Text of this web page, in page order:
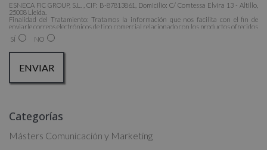
ESNECA FIC GROUP, S.L. , CIF: B-87813861, Domicilio: C/ Comtessa Elvira 13 - Altillo,
25008 Lleida.
Finalidad del Tratamiento: Tratamos la información que nos facilita con el fin de
enviarle correos electrónicos de tipo comercial relacionado con los productos ofrecidos
y otros tipo de productos que fueran de su interés.
Legitimación del tratamiento: Consentimiento del interesado.
la dirección admin@grupoesneca.com.
Desea recibir información comercial (vía telefónica y/o email):
SÍ NO
l
t
Categorías
Másters Comunicación y Marketing